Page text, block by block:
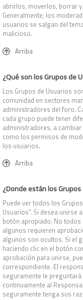
abrirlos, moverlos, borrar
Generalmente, los
usuarios se salgan del
malicioso.
Arriba
¿Qué son los Grupos de
Los Grupos de Usuarios
comunidad en sectores
administradores del foro.
cada grupo puede tener
administradores, a
como los permisos de
los usuarios.
Arriba
¿Donde están los
Puede ver todos los
Usuarios". Si desea unirse
botón apropiado. No
algunos requieren
algunos son ocultos. Si el
haciendo clic en el botón
aprobación para unirse,
correspondiente. El
seguramente le
continuamente al
seguramente tenga sus